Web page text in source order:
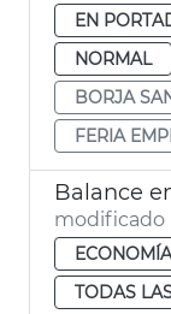
EN
NORMAL
BORJA
FERIA
Balance
modificado
TODAS